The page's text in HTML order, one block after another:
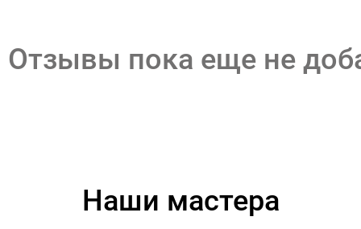
Отзывы пока еще не
Наши мастера